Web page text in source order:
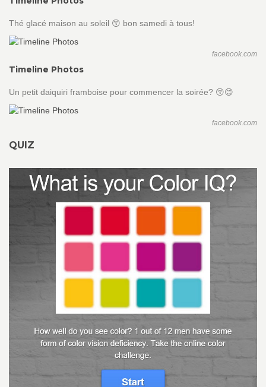
Thé glacé maison au soleil 😙 bon samedi à tous!
facebook.com
Timeline Photos
Un petit daiquiri framboise pour commencer la soirée? 😚😊
facebook.com
QUIZ